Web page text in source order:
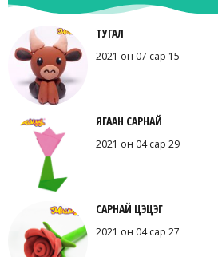
ТУГАЛ
2021 он 07 сар 15
ЯГААН САРНАЙ
2021 он 04 сар 29
САРНАЙ ЦЭЦЭГ
2021 он 04 сар 27